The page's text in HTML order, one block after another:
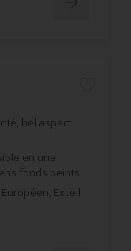
bel aspect
en une
fonds peints
Excell